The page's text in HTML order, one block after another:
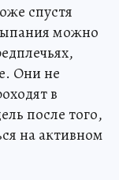
спустя
можно
Они не
в
после того,
на активном